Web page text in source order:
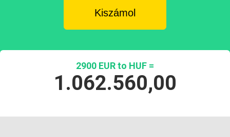
2900 EUR to HUF =
1.062.560,00